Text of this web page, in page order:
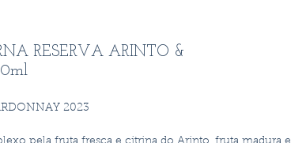
RESERVA ARINTO &
2023